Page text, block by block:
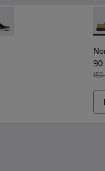
für Herren.
Leder für Herren.
Nubukleder-
005 - Nautische
003
- K101073-002
90